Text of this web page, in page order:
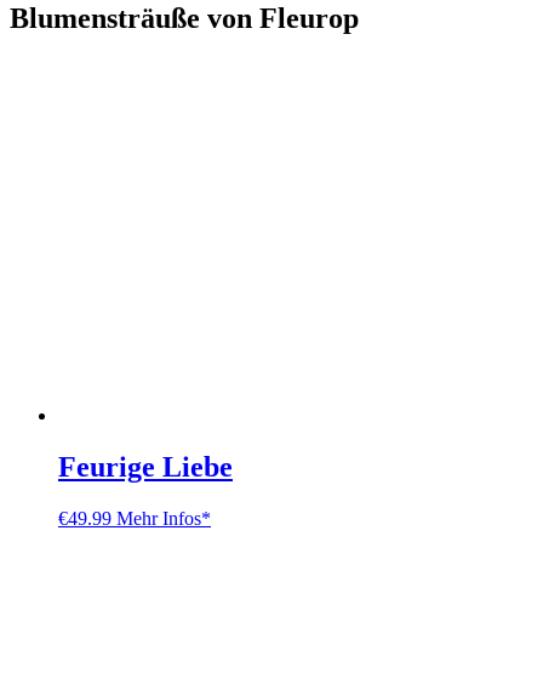
Blumensträuße von Fleurop
Feurige Liebe
€49.99 Mehr Infos*